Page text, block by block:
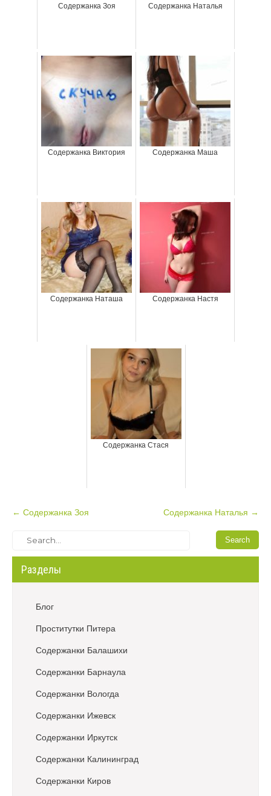
Содержанка Зоя Содержанка Наталья
Содержанка Виктория Содержанка Маша
Содержанка Наташа Содержанка Настя
Содержанка Стася
P
t
← Содержанка Зоя Содержанка Наталья →
Разделы
Блог
Проститутки Питера
Содержанки Балашихи
Содержанки Барнаула
Содержанки Вологда
Содержанки Ижевск
Содержанки Иркутск
Содержанки Калининград
Содержанки Киров